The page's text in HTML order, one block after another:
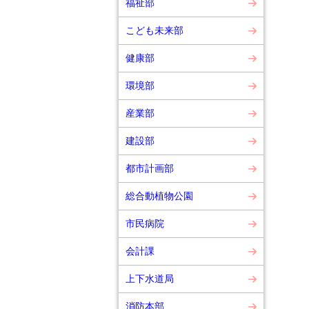
福祉部
こども未来部
健康部
環境部
産業部
建設部
都市計画部
総合動植物公園
市民病院
会計課
上下水道局
消防本部